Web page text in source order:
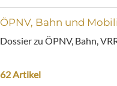
ÖPNV, Bahn und
Dossier zu ÖPNV, Bahn,
62 Artikel